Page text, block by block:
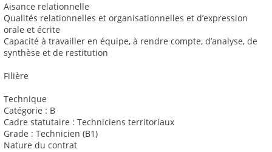
Aisance relationnelle
Qualités relationnelles et organisationnelles et d’expression
orale et écrite
Capacité à travailler en équipe, à rendre compte, d’analyse, de
synthèse et de restitution
Filière
Technique
Catégorie : B
Cadre statutaire : Techniciens territoriaux
Grade : Technicien (B1)
Nature du contrat